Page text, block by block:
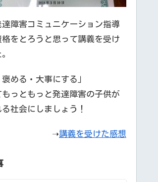
達障害コミュニケーション指導
をとろうと思って講義を受け
褒める・大事にする」
っともっと発達障害の子供が
社会にしましょう！
➝講義を受けた感想